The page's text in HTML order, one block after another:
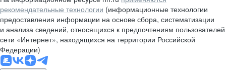
рекомендательные технологии (информационные технологии
предоставления информации на основе сбора, систематизации
и анализа сведений, относящихся к предпочтениям пользователей
сети «Интернет», находящихся на территории Российской
Федерации)